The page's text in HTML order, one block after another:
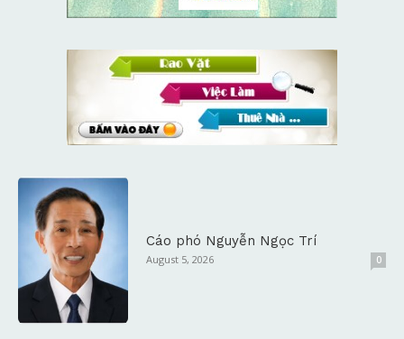
Cáo phó Nguyễn Ngọc Trí
August 5, 2026 0